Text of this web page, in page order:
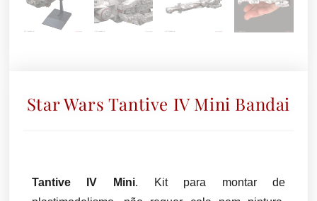
Star Wars Tantive IV Mini Bandai
Tantive IV Mini. Kit para montar de